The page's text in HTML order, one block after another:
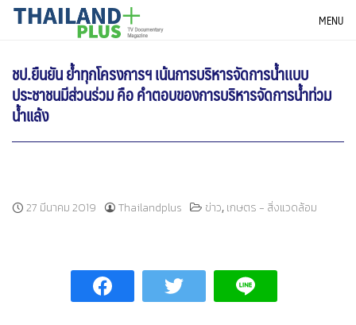
SkipTHAILANDPLUS NEWS MENU
ชป.ยืนยัน ย้ำทุกโครงการฯ เน้นการบริหารจัดการน้ำเเบบ
ประชาชนมีส่วนร่วม คือ คำตอบของการบริหารจัดการน้ำท่วม
น้ำแล้ง
27 มีนาคม 2019 Thailandplus ข่าว,เกษตร - สิ่งแวดล้อม